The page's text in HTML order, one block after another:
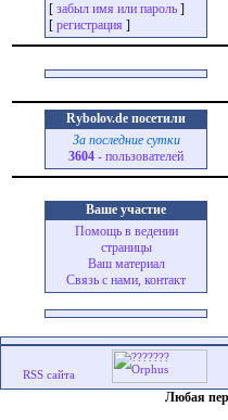
[ забыл имя или пароль ]
[ регистрация ]
Rybolov.de посетили
За последние сутки
3604 - пользователей
Ваше участие
Помощь в ведении
страницы
Ваш материал
Связь с нами, контакт
Любая